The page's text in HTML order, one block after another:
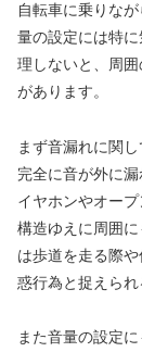
自転車に乗りな
量の設定には特
理しないと、周
があります。
まず音漏れに関
完全に音が外に
イヤホンやオー
構造ゆえに周囲
は歩道を走る際
惑行為と捉えられ
また音量の設定